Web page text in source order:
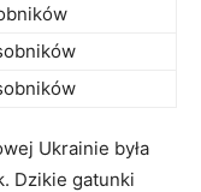
Ukrainie była
Dzikie gatunki